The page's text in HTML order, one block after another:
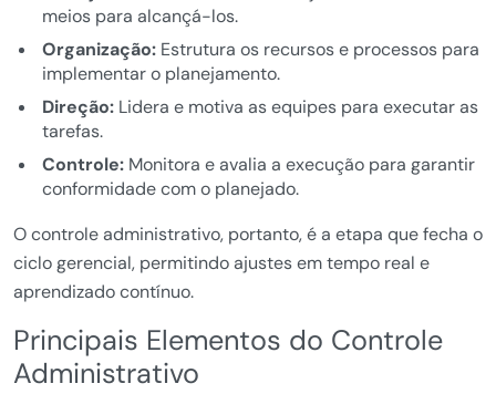
meios para alcançá-los.
Organização:Estrutura os recursos e processos para
implementar o planejamento.
Direção:Lidera e motiva as equipes para executar as
tarefas.
Controle:Monitora e avalia a execução para garantir
conformidade com o planejado.
O controle administrativo, portanto, é a etapa que fecha o
ciclo gerencial, permitindo ajustes em tempo real e
aprendizado contínuo.
Principais Elementos do Controle
Administrativo